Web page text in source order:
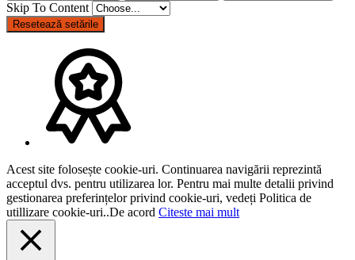
Skip To Content
Resetează setările
Acest site folosește cookie-uri. Continuarea navigării reprezintă
acceptul dvs. pentru utilizarea lor. Pentru mai multe detalii privind
gestionarea preferințelor privind cookie-uri, vedeți Politica de
utillizare cookie-uri..De acord Citeste mai mult